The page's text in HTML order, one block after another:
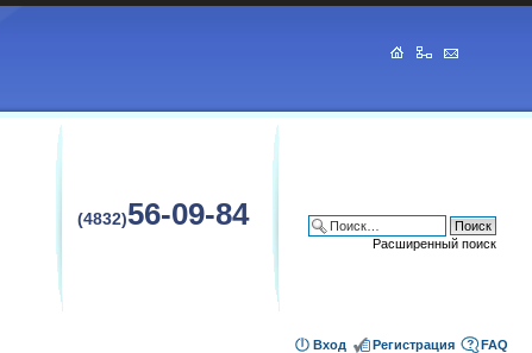
(4832)56-09-84
Расширенный поиск
FAQ
Регистрация
Вход